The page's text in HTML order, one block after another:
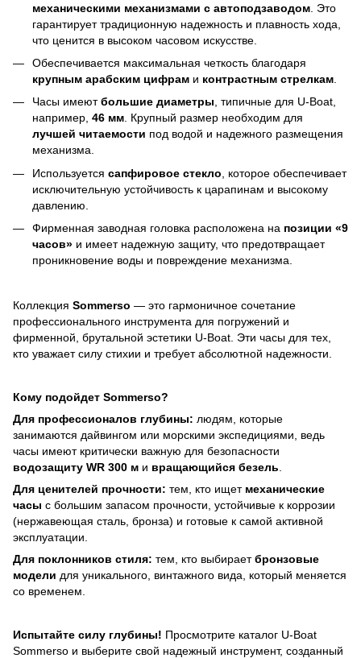
механическими механизмами с автоподзаводом . Это
гарантирует традиционную надежность и плавность хода,
что ценится в высоком часовом искусстве.
Обеспечивается максимальная четкость благодаря
крупным арабским цифрам и контрастным стрелкам
Часы имеютбольшие диаметры, типичные для U-Boat,
например, 46 мм. Крупный размер необходим для
лучшей читаемости под водой и надежного размещения
механизма.
Используется сапфировое стекло , которое обеспечивает
исключительную устойчивость к царапинам и высокому
давлению.
Фирменная заводная головка расположена на позиции «9
часов» и имеет надежную защиту, что предотвращает
проникновение воды и повреждение механизма.
Коллекция Sommerso — это гармоничное сочетание
профессионального инструмента для погружений и
фирменной, брутальной эстетики U-Boat. Эти часы для тех,
кто уважает силу стихии и требует абсолютной надежности.
Кому подойдет Sommerso?
Для профессионалов глубины: людям, которые
занимаются дайвингом или морскими экспедициями, ведь
часы имеют критически важную для безопасности
водозащиту WR 300 м и вращающийся безель
Для ценителей прочности: тем, кто ищет механические
часы с большим запасом прочности, устойчивые к коррозии
(нержавеющая сталь, бронза) и готовые к самой активной
эксплуатации.
Для поклонников стиля: тем, кто выбираетбронзовые
модели для уникального, винтажного вида, который меняется
со временем.
Испытайте силу глубины! Просмотрите каталог U-Boat
Sommerso и выберите свой надежный инструмент, созданный